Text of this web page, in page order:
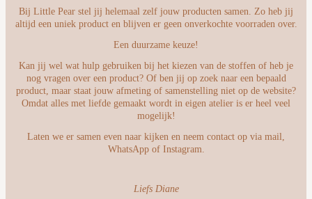
Bij Little Pear stel jij helemaal zelf jouw producten samen. Zo heb jij
altijd een uniek product en blijven er geen onverkochte voorraden over.
Een duurzame keuze!
Kan jij wel wat hulp gebruiken bij het kiezen van de stoffen of heb je
nog vragen over een product? Of ben jij op zoek naar een bepaald
product, maar staat jouw afmeting of samenstelling niet op de website?
Omdat alles met liefde gemaakt wordt in eigen atelier is er heel veel
mogelijk!
Laten we er samen even naar kijken en neem contact op via mail,
WhatsApp of Instagram.
Liefs Diane